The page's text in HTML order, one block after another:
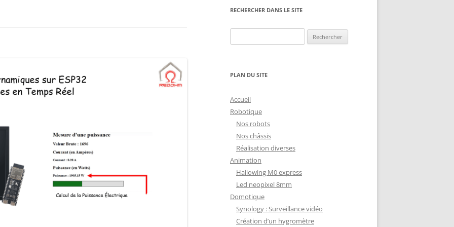
CARTE SON
ECRAN 4DSYSTEMS
ECRAN NEXTION
FONCTIONNEMENT D’UN BOUTON
POUSSOIR
DRIVER MOTEUR PAS À PAS
SERVOMOTEUR DYNAMIXEL SERVO XM430-W350
LE LANGAGE POUR PROCESSING
ARDUINO : PROGRAMMER AVEC
NOS RÉALISATIONS EN 3D
IMPRESSION 3D DU NET
RECHERCHER DANS LE SITE
PLAN DU SITE
Accueil
Robotique
Nos robots
Nos châssis
Réalisation diverses
Animation
Hallowing M0 express
Led neopixel 8mm
Domotique
Synology : Surveillance vidéo
Création d’un hygromètre